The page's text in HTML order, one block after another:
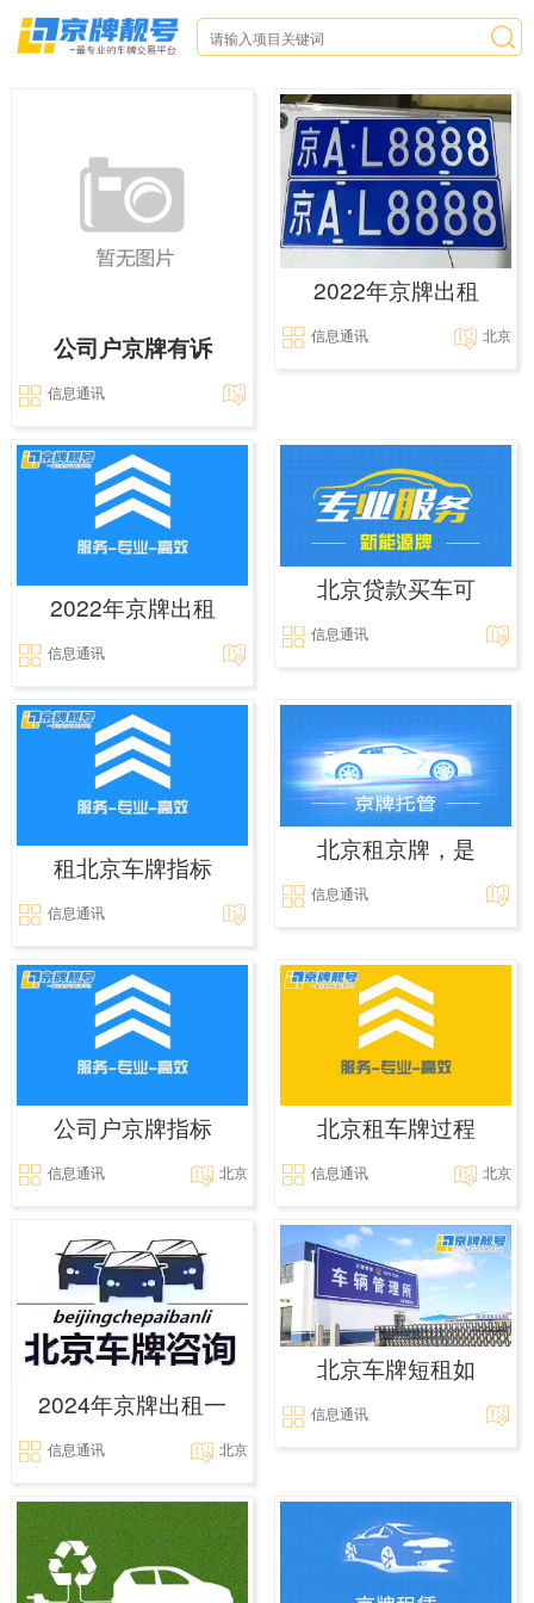
公司户京牌有诉
信息通讯
2022年京牌出租
信息通讯 北京
2022年京牌出租
信息通讯
北京贷款买车可
信息通讯
租北京车牌指标
信息通讯
北京租京牌，是
信息通讯
公司户京牌指标
信息通讯 北京
北京租车牌过程
信息通讯 北京
2024年京牌出租一
信息通讯 北京
北京车牌短租如
信息通讯